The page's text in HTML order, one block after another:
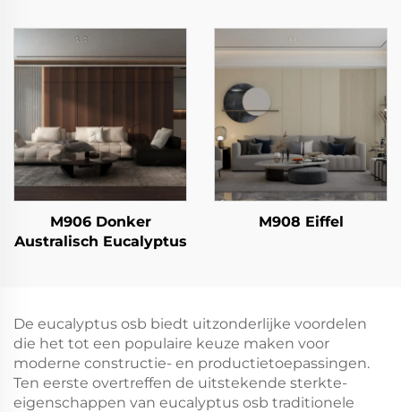
M906 Donker
Australisch Eucalyptus
M908 Eiffel
De eucalyptus osb biedt uitzonderlijke voordelen
die het tot een populaire keuze maken voor
moderne constructie- en productietoepassingen.
Ten eerste overtreffen de uitstekende sterkte-
eigenschappen van eucalyptus osb traditionele